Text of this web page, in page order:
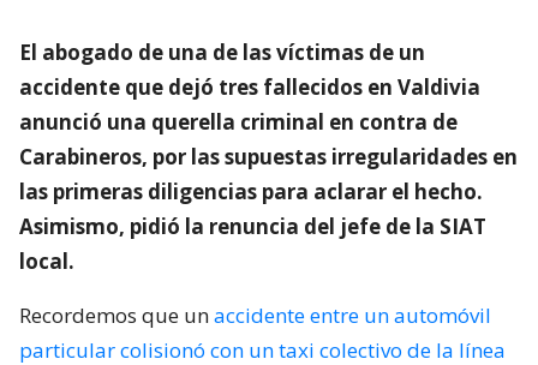
El abogado de una de las víctimas de un
accidente que dejó tres fallecidos en Valdivia
anunció una querella criminal en contra de
Carabineros, por las supuestas irregularidades en
las primeras diligencias para aclarar el hecho.
Asimismo, pidió la renuncia del jefe de la SIAT
local.
Recordemos que unaccidente entre un automóvil
particular colisionó con un taxi colectivo de la línea